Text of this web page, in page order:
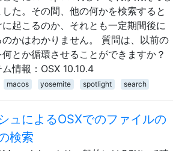
した。その間、他の何かを検索すると
に起こるのか、それとも一定期間後に
のかはわかりません。 質問は、以前の
とか循環させることができますか？
ム情報：OSX 10.10.4
macos yosemite spotlight search
ュによるOSXでのファイルの
検索